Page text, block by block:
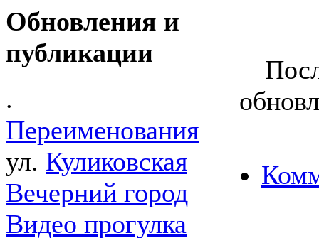
Обновления и
публикации
.
Переименования
ул. Куликовская
Вечерний город
Видео прогулка